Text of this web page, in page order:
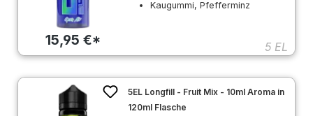
15,95 €*
Kaugummi, Pfefferminz
5 EL
5EL Longfill - Fruit Mix - 10ml Aroma in
120ml Flasche